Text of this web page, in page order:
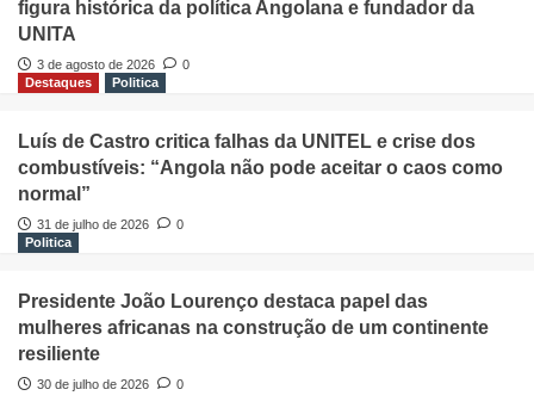
figura histórica da política Angolana e fundador da
UNITA
3 de agosto de 2026
0
Destaques
Politica
Luís de Castro critica falhas da UNITEL e crise dos
combustíveis: “Angola não pode aceitar o caos como
normal”
31 de julho de 2026
0
Politica
Presidente João Lourenço destaca papel das
mulheres africanas na construção de um continente
resiliente
30 de julho de 2026 0